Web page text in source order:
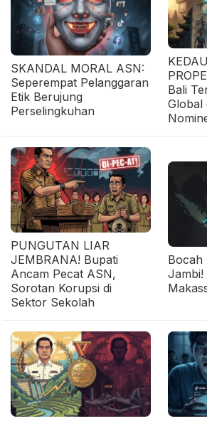
SKANDAL MORAL ASN:
Seperempat Pelanggaran
Etik Berujung
Perselingkuhan
Bali
Global
PUNGUTAN LIAR
JEMBRANA! Bupati
Ancam Pecat ASN,
Sorotan Korupsi di
Sektor Sekolah
Bocah
Jambi!